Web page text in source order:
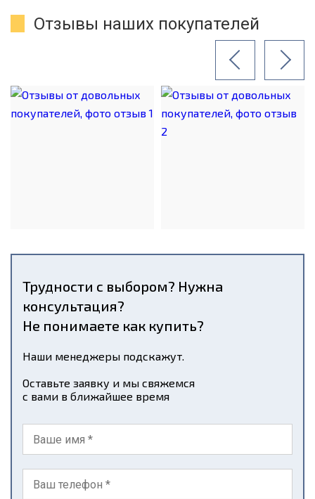
Отзывы наших покупателей
Трудности с выбором? Нужна
консультация?
Не понимаете как купить?
Наши менеджеры подскажут.
Оставьте заявку и мы свяжемся
с вами в ближайшее время